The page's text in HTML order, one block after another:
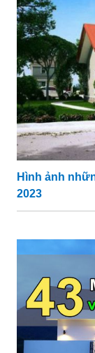
Hình ảnh
2023